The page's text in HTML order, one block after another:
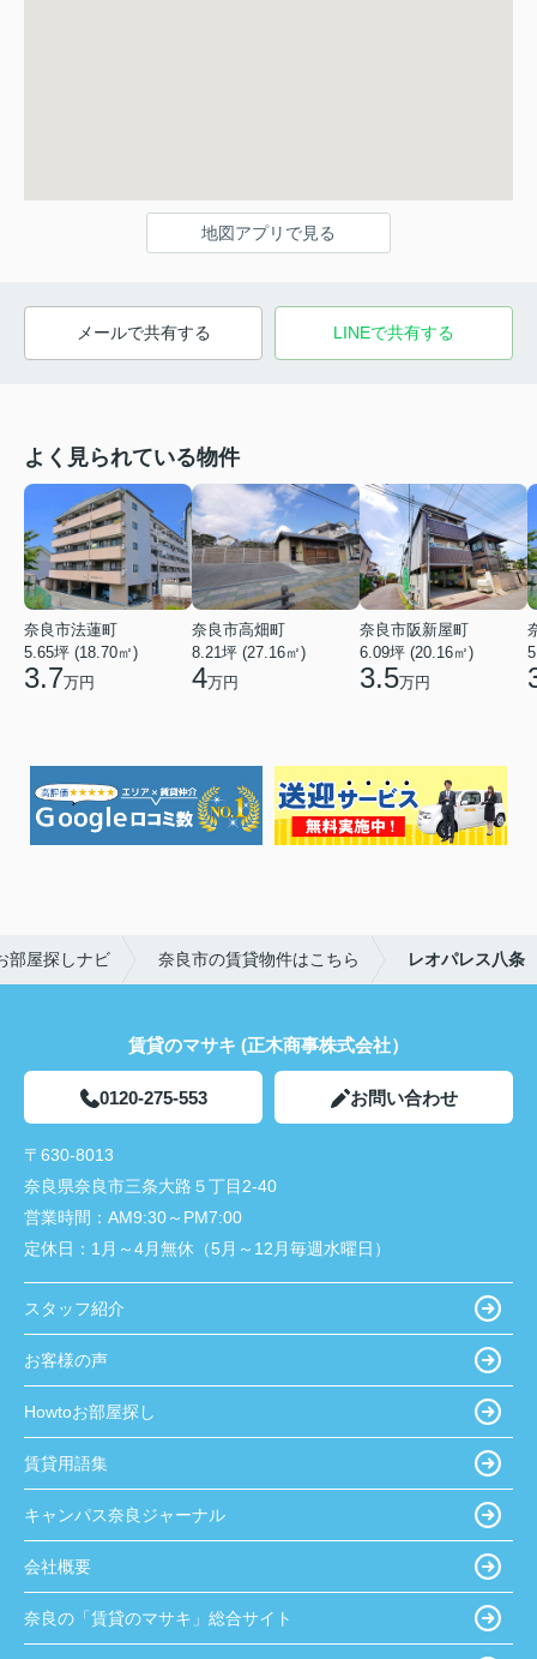
地図アプリで見る
メールで共有する LINEで共有する
よく見られている物件
奈良市法蓮町
5.65坪 (18.70㎡)
3.7万円
奈良市高畑町
8.21坪 (27.16㎡)
4万円
奈良市阪新屋町
6.09坪 (20.16㎡)
3.5万円
部屋探しナビ 奈良市の賃貸物件はこちら レオパレス八条
賃貸のマサキ (正木商事株式会社）
0120-275-553 お問い合わせ
〒630-8013
奈良県奈良市三条大路５丁目2-40
営業時間： AM9:30～PM7:00
定休日： 1月～4月無休（5月～12月毎週水曜日）
スタッフ紹介
お客様の声
Howtoお部屋探し
賃貸用語集
キャンパス奈良ジャーナル
会社概要
奈良の「賃貸のマサキ」総合サイト